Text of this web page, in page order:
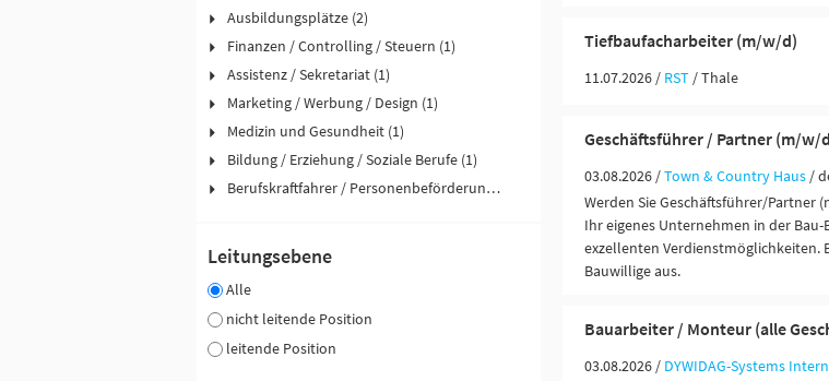
Ausbildungsplätze (2)
Finanzen / Controlling / Steuern (1)
Assistenz / Sekretariat (1)
Marketing / Werbung / Design (1)
Medizin und Gesundheit (1)
Bildung / Erziehung / Soziale Berufe (1)
Berufskraftfahrer / Personenbeförderung (Land, Wasser, Luft) (1)
Leitungsebene
Alle
nicht leitende Position
leitende Position
Tiefbaufacharbeiter (m/w/d)
11.07.2026 / RST / Thale
Geschäftsführer / Partner (m/w/
03.08.2026 /Town & Country Haus /
Werden Sie Geschäftsführer/Partner
Ihr eigenes Unternehmen in der
exzellenten Verdienstmöglichkeiten.
Bauwillige aus.
Bauarbeiter / Monteur (alle
03.08.2026 / DYWIDAG-Systems